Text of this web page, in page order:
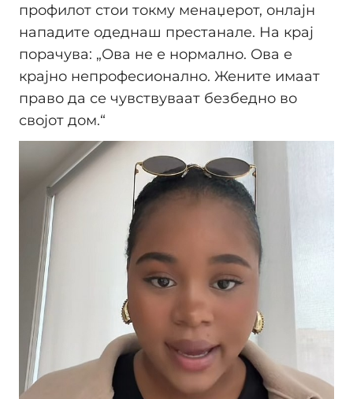
профилот стои токму менаџерот, онлајн
нападите одеднаш престанале. На крај
порачува: „Ова не е нормално. Ова е
крајно непрофесионално. Жените имаат
право да се чувствуваат безбедно во
својот дом.“